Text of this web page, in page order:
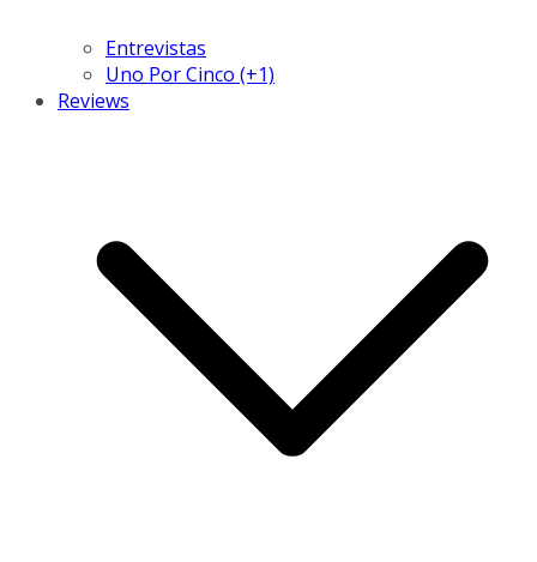
Entrevistas
Uno Por Cinco (+1)
Reviews